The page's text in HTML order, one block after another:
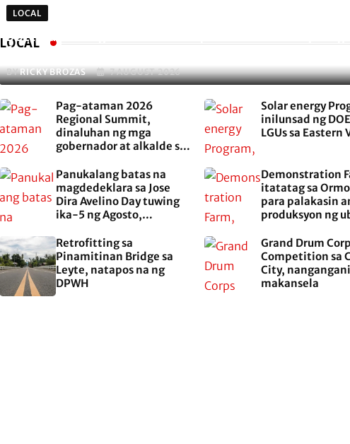
LOCAL
LOCAL
DOLE, kumuha ng TUPAD workers para sa rehabilitasyon ng
farm sa Northern Samar
BYRICKY BROZAS 7 AUGUST 2026
Pag-ataman 2026
Regional Summit,
dinaluhan ng mga
gobernador at alkalde sa
Solar energy
inilunsad ng
LGUs sa Eastern
Panukalang batas na
magdedeklara sa Jose
Dira Avelino Day tuwing
ika-5 ng Agosto,
Demonstration
itatatag sa
para palakasin
produksyon ng
Retrofitting sa
Pinamitinan Bridge sa
Leyte, natapos na ng
DPWH
Grand Drum
Competition sa
City,
makansela